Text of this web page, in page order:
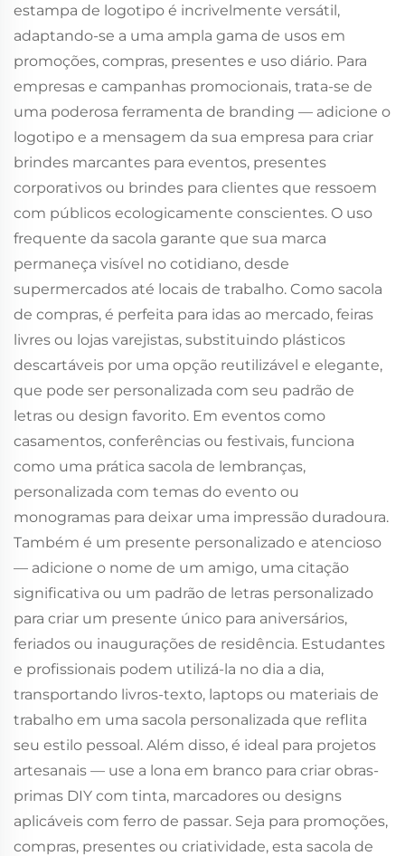
estampa de logotipo é incrivelmente versátil,
adaptando-se a uma ampla gama de usos em
promoções, compras, presentes e uso diário. Para
empresas e campanhas promocionais, trata-se de
uma poderosa ferramenta de branding — adicione o
logotipo e a mensagem da sua empresa para criar
brindes marcantes para eventos, presentes
corporativos ou brindes para clientes que ressoem
com públicos ecologicamente conscientes. O uso
frequente da sacola garante que sua marca
permaneça visível no cotidiano, desde
supermercados até locais de trabalho. Como sacola
de compras, é perfeita para idas ao mercado, feiras
livres ou lojas varejistas, substituindo plásticos
descartáveis por uma opção reutilizável e elegante,
que pode ser personalizada com seu padrão de
letras ou design favorito. Em eventos como
casamentos, conferências ou festivais, funciona
como uma prática sacola de lembranças,
personalizada com temas do evento ou
monogramas para deixar uma impressão duradoura.
Também é um presente personalizado e atencioso
— adicione o nome de um amigo, uma citação
significativa ou um padrão de letras personalizado
para criar um presente único para aniversários,
feriados ou inaugurações de residência. Estudantes
e profissionais podem utilizá-la no dia a dia,
transportando livros-texto, laptops ou materiais de
trabalho em uma sacola personalizada que reflita
seu estilo pessoal. Além disso, é ideal para projetos
artesanais — use a lona em branco para criar obras-
primas DIY com tinta, marcadores ou designs
aplicáveis com ferro de passar. Seja para promoções,
compras, presentes ou criatividade, esta sacola de